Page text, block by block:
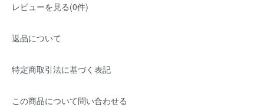
レビューを見る(0件)
返品について
特定商取引法に基づく表記
この商品について問い合わせる